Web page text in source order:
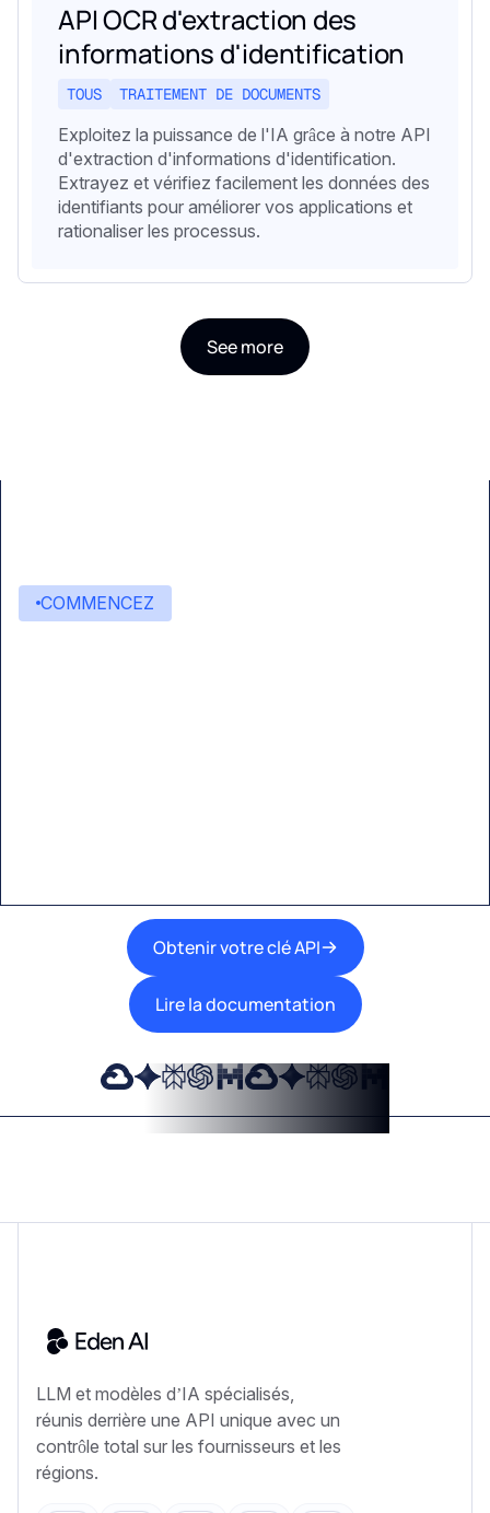
API OCR d'extraction des
informations d'identification
TOUS TRAITEMENT DE DOCUMENTS
Exploitez la puissance de l'IA grâce à notre API
d'extraction d'informations d'identification.
Extrayez et vérifiez facilement les données des
identifiants pour améliorer vos applications et
rationaliser les processus.
See more
COMMENCEZ
Obtenir votre clé API
Lire la documentation
LLM et modèles d’IA spécialisés,
réunis derrière une API unique avec un
contrôle total sur les fournisseurs et les
régions.